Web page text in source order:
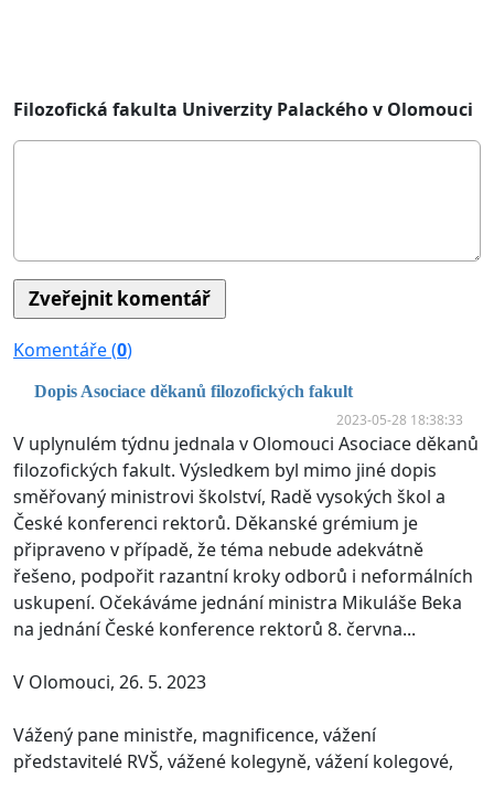
Filozofická fakulta Univerzity Palackého v Olomouci
Komentáře (0)
Dopis Asociace děkanů filozofických fakult
2023-05-28 18:38:33
V uplynulém týdnu jednala v Olomouci Asociace děkanů
filozofických fakult. Výsledkem byl mimo jiné dopis
směřovaný ministrovi školství, Radě vysokých škol a
České konferenci rektorů. Děkanské grémium je
připraveno v případě, že téma nebude adekvátně
řešeno, podpořit razantní kroky odborů i neformálních
uskupení. Očekáváme jednání ministra Mikuláše Beka
na jednání České konference rektorů 8. června...
V Olomouci, 26. 5. 2023
Vážený pane ministře, magnificence, vážení
představitelé RVŠ, vážené kolegyně, vážení kolegové,